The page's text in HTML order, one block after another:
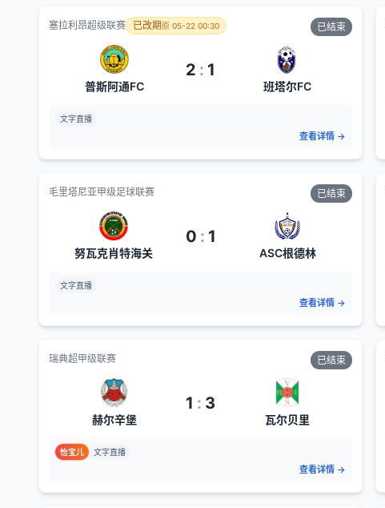
塞拉利昂超级联赛 已改期原 05-22 00:30 已结束
普斯阿通FC
2 : 1
班塔尔FC
文字直播
查看详情 →
毛里塔尼亚甲级足球联赛 已结束
努瓦克肖特海关
0 : 1
ASC根德林
文字直播
查看详情 →
瑞典超甲级联赛 已结束
赫尔辛堡
1 : 3
瓦尔贝里
怡宝儿 文字直播
查看详情 →